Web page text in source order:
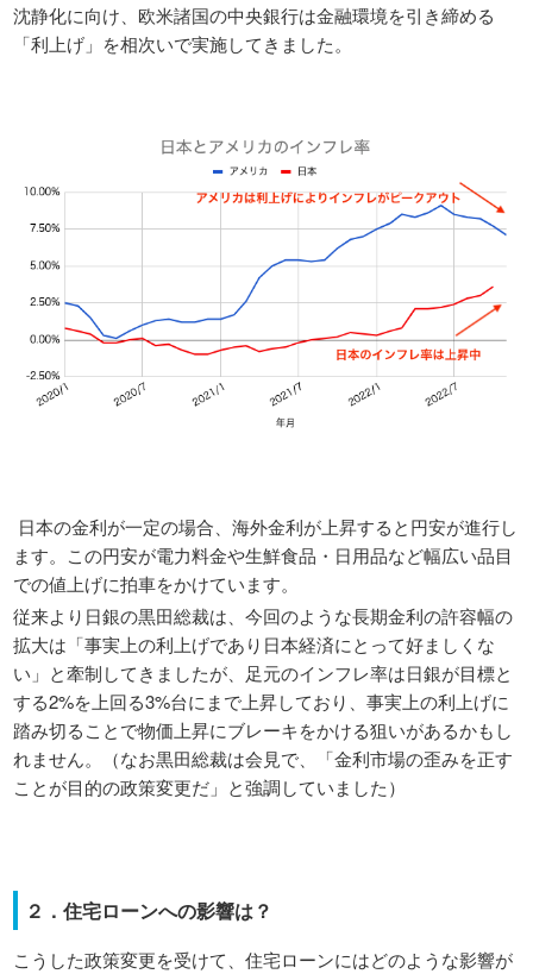
沈静化に向け、欧米諸国の中央銀行は金融環境を引き締める
「利上げ」を相次いで実施してきました。
日本の金利が一定の場合、海外金利が上昇すると円安が進行し
ます。この円安が電力料金や生鮮食品・日用品など幅広い品目
での値上げに拍車をかけています。
従来より日銀の黒田総裁は、今回のような長期金利の許容幅の
拡大は「事実上の利上げであり日本経済にとって好ましくな
い」と牽制してきましたが、足元のインフレ率は日銀が目標と
する2%を上回る3%台にまで上昇しており、事実上の利上げに
踏み切ることで物価上昇にブレーキをかける狙いがあるかもし
れません。（なお黒田総裁は会見で、「金利市場の歪みを正す
ことが目的の政策変更だ」と強調していました）
２．住宅ローンへの影響は？
こうした政策変更を受けて、住宅ローンにはどのような影響が